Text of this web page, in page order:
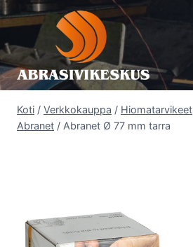
Siirry
sisältöön
Koti / Verkkokauppa / Hiomatarvikeet
Abranet / Abranet Ø 77 mm tarra